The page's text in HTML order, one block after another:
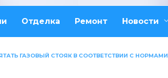
Отделка Ремонт Новости
ГАЗОВЫЙ СТОЯК В СООТВЕТСТВИИ С НОРМАМИ